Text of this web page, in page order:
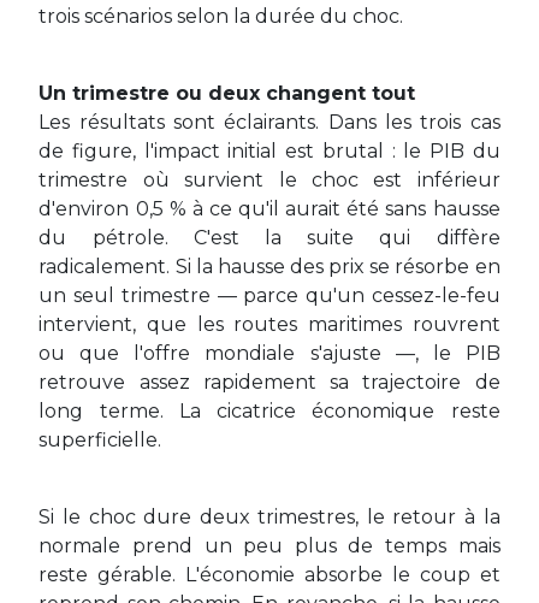
trois scénarios selon la durée du choc.
Un trimestre ou deux changent tout
Les résultats sont éclairants. Dans les trois cas
de figure, l'impact initial est brutal : le PIB du
trimestre où survient le choc est inférieur
d'environ 0,5 % à ce qu'il aurait été sans hausse
du pétrole. C'est la suite qui diffère
radicalement. Si la hausse des prix se résorbe en
un seul trimestre — parce qu'un cessez-le-feu
intervient, que les routes maritimes rouvrent
ou que l'offre mondiale s'ajuste —, le PIB
retrouve assez rapidement sa trajectoire de
long terme. La cicatrice économique reste
superficielle.
Si le choc dure deux trimestres, le retour à la
normale prend un peu plus de temps mais
reste gérable. L'économie absorbe le coup et